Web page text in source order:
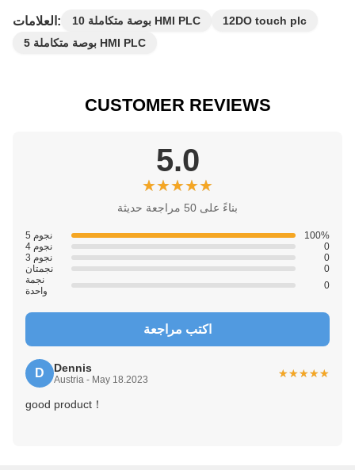
العلامات: 10 بوصة متكاملة HMI PLC
12DO touch plc
5 بوصة متكاملة HMI PLC
CUSTOMER REVIEWS
5.0
★★★★★
★★★★★
بناءً على 50 مراجعة حديثة
5 نجوم
100%
4 نجوم
0
3 نجوم
0
نجمتان
0
نجمة
واحدة
0
اكتب مراجعة
D Dennis
Austria - May 18.2023 ★★★★★
★★★★★
good product！